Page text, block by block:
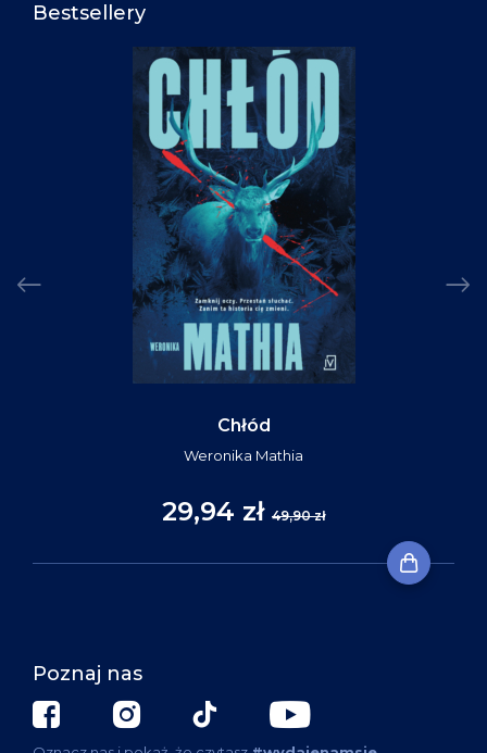
Bestsellery
Chłód
Weronika Mathia
29,94 zł 49,90 zł
Poznaj nas